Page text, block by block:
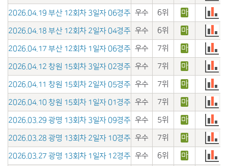
2026.04.19 부산 12회차 3일자 06경주 우수 6위 마
2026.04.18 부산 12회차 2일자 04경주 우수 6위 마
2026.04.17 부산 12회차 1일자 06경주 우수 7위 마
2026.04.12 창원 15회차 3일자 02경주 우수 7위 마
2026.04.11 창원 15회차 2일자 05경주 우수 7위 마
2026.04.10 창원 15회차 1일자 01경주 우수 7위 마
2026.03.29 광명 13회차 3일자 09경주 우수 5위 마
2026.03.28 광명 13회차 2일자 10경주 우수 7위 마
2026.03.27 광명 13회차 1일자 12경주 우수 6위 마